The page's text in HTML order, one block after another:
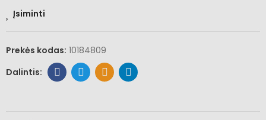
Įsiminti
Prekės kodas: 10184809